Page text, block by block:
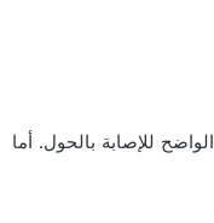
للإصابة بالحول. أما